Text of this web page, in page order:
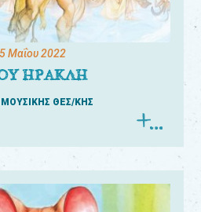
Μαΐου 2022
ΗΡΑΚΛΗ
ΘΕΣ/ΚΗΣ